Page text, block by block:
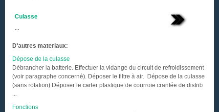
Culasse
...
D'autres materiaux:
Dépose de la culasse
Débrancher la batterie. Effectuer la vidange du circuit de refroidissement
(voir paragraphe concerné). Déposer le filtre à air. Dépose de la culasse
(sans rotation) Déposer le carter plastique de courroie crantée de distrib
...
Fonctions